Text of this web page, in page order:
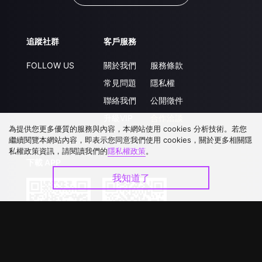
追蹤社群
FOLLOW US
客戶服務
關於我們
常見問題
聯絡我們
服務條款
隱私權
公開徵件
為提供您更多優質的服務與內容，本網站使用 cookies 分析技術。若您
繼續閱覽本網站內容，即表示您同意我們使用 cookies，關於更多相關隱
私權政策資訊，請閱讀我們的隱私權政策。
我知道了